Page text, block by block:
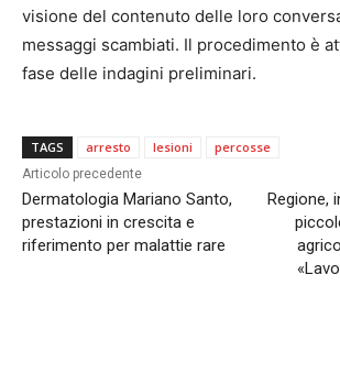
visione del contenuto delle loro
messaggi scambiati. Il procedimento è
fase delle indagini preliminari.
TAGS arresto lesioni percosse
Articolo precedente
Dermatologia Mariano Santo,
prestazioni in crescita e
riferimento per malattie rare
Regione,